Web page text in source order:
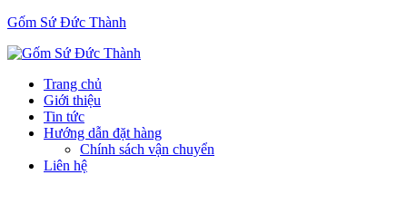
Gốm Sứ Đức Thành
Trang chủ
Giới thiệu
Tin tức
Hướng dẫn đặt hàng
Chính sách vận chuyển
Liên hệ